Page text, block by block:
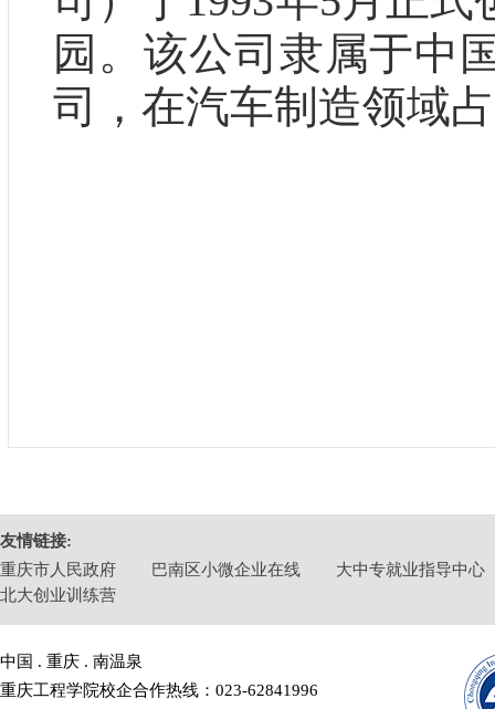
园。该公司隶属于中
司，在汽车制造领域
友情链接:
重庆市人民政府
巴南区小微企业在线
大中专就业指导中心
北大创业训练营
中国 . 重庆 . 南温泉
重庆工程学院校企合作热线：023-62841996